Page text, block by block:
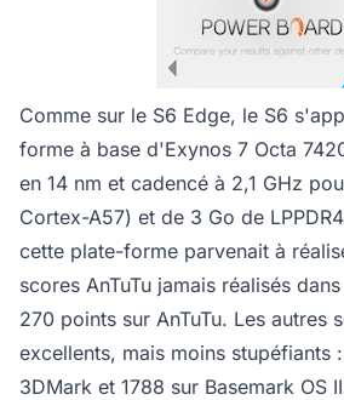
Comme sur le S6 Edge, le S6
forme à base d'Exynos 7 Octa
en 14 nm et cadencé à 2,1 GHz
Cortex-A57) et de 3 Go de
cette plate-forme parvenait à
scores AnTuTu jamais réalisés
270 points sur AnTuTu. Les autres
excellents, mais moins stupéfiants
3DMark et 1788 sur Basemark OS